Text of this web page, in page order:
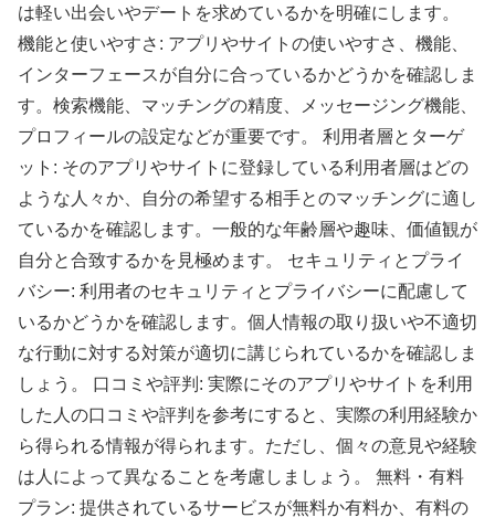
は軽い出会いやデートを求めているかを明確にします。
機能と使いやすさ: アプリやサイトの使いやすさ、機能、
インターフェースが自分に合っているかどうかを確認しま
す。検索機能、マッチングの精度、メッセージング機能、
プロフィールの設定などが重要です。 利用者層とターゲ
ット: そのアプリやサイトに登録している利用者層はどの
ような人々か、自分の希望する相手とのマッチングに適し
ているかを確認します。一般的な年齢層や趣味、価値観が
自分と合致するかを見極めます。 セキュリティとプライ
バシー: 利用者のセキュリティとプライバシーに配慮して
いるかどうかを確認します。個人情報の取り扱いや不適切
な行動に対する対策が適切に講じられているかを確認しま
しょう。 口コミや評判: 実際にそのアプリやサイトを利用
した人の口コミや評判を参考にすると、実際の利用経験か
ら得られる情報が得られます。ただし、個々の意見や経験
は人によって異なることを考慮しましょう。 無料・有料
プラン: 提供されているサービスが無料か有料か、有料の